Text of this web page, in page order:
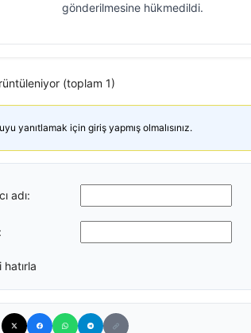
gönderilmesine hükmedildi.
(toplam 1)
yanıtlamak için giriş yapmış olmalısınız.
adı:
hatırla